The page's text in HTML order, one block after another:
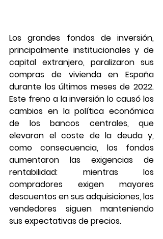
Los grandes fondos de inversión,
principalmente institucionales y de
capital extranjero, paralizaron sus
compras de vivienda en España
durante los últimos meses de 2022.
Este freno a la inversión lo causó los
cambios en la política económica
de los bancos centrales, que
elevaron el coste de la deuda y,
como consecuencia, los fondos
aumentaron las exigencias de
rentabilidad: mientras los
compradores exigen mayores
descuentos en sus adquisiciones, los
vendedores siguen manteniendo
sus expectativas de precios.